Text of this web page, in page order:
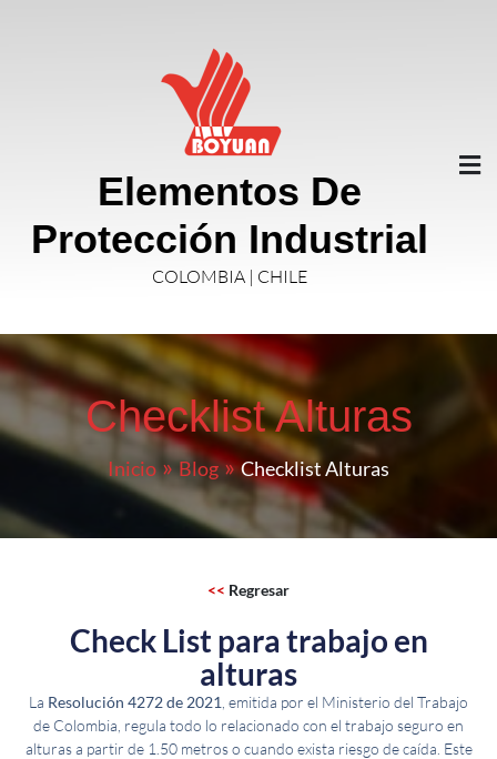
Elementos De
Protección Industrial
COLOMBIA | CHILE
Checklist Alturas
Inicio Blog Checklist Alturas
<< Regresar
Check List para trabajo en
alturas
La Resolución 4272 de 2021 , emitida por el Ministerio del Trabajo
de Colombia, regula todo lo relacionado con el trabajo seguro en
alturas a partir de 1.50 metros o cuando exista riesgo de caída. Este